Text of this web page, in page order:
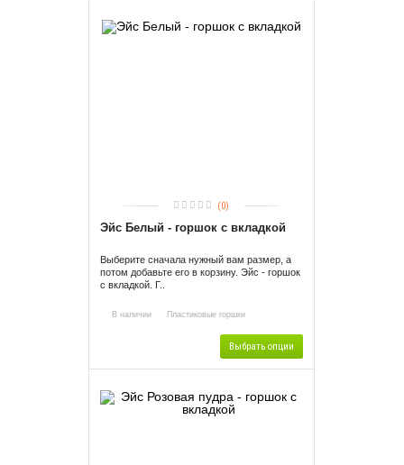
(0)
Эйс Белый - горшок с вкладкой
Выберите сначала нужный вам размер, а
потом добавьте его в корзину. Эйс - горшок
с вкладкой. Г..
В наличии Пластиковые горшки
Выбрать опции